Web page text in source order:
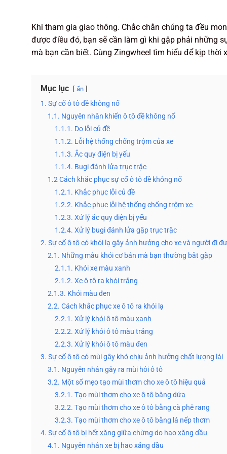
Khi tham gia giao thông. Chắc chắn chúng ta đều
được điều đó, bạn sẽ cần làm gì khi gặp phải những
mà bạn cần biết. Cùng Zingwheel tìm hiểu để kịp thời
Mục lục ẩn
1. Sự cố ô tô đề không nổ
1.1. Nguyên nhân khiến ô tô đề không nổ
1.1.1. Do lỗi củ đề
1.1.2. Lỗi hệ thống chống trộm của xe
1.1.3. Ắc quy điện bị yếu
1.1.4. Bugi đánh lửa trục trặc
1.2 Cách khắc phục sự cố ô tô đề không nổ
1.2.1. Khắc phục lỗi củ đề
1.2.2. Khắc phục lỗi hệ thống chống trộm xe
1.2.3. Xử lý ắc quy điện bị yếu
1.2.4. Xử lý bugi đánh lửa gặp trục trặc
2. Sự cố ô tô có khói lạ gây ảnh hưởng cho xe và người đi
2.1. Những màu khói cơ bản mà bạn thường bắt gặp
2.1.1. Khói xe màu xanh
2.1.2. Xe ô tô ra khói trắng
2.1.3. Khói màu đen
2.2. Cách khắc phục xe ô tô ra khói lạ
2.2.1. Xử lý khói ô tô màu xanh
2.2.2. Xử lý khói ô tô màu trắng
2.2.3. Xử lý khói ô tô màu đen
3. Sự cố ô tô có mùi gây khó chịu ảnh hưởng chất lượng lái
3.1. Nguyên nhân gây ra mùi hôi ô tô
3.2. Một số mẹo tạo mùi thơm cho xe ô tô hiệu quả
3.2.1. Tạo mùi thơm cho xe ô tô bằng dứa
3.2.2. Tạo mùi thơm cho xe ô tô bằng cà phê rang
3.2.3. Tạo mùi thơm cho xe ô tô bằng lá nếp thơm
4. Sự cố ô tô bị hết xăng giữa chừng do hao xăng dầu
4.1. Nguyên nhân xe bị hao xăng dầu